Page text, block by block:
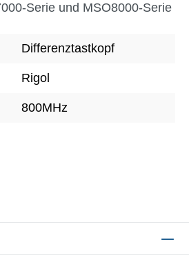
Serie und MSO8000-Serie
Differenztastkopf
Rigol
800MHz